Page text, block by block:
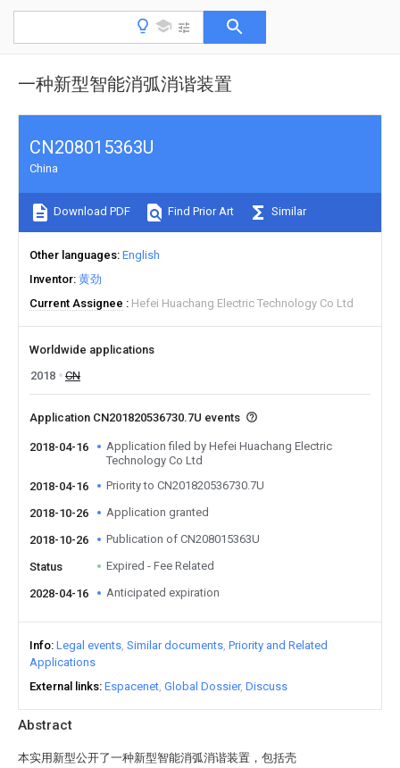
一种新型智能消弧消谐装置
Abstract
本实用新型公开了一种新型智能消弧消谐装置，包括壳
CN208015363U
China
Download PDF Find Prior Art Similar
Other languages English
Inventor 黄劲
Current Assignee
Hefei Huachang Electric Technology Co Ltd
Worldwide applications
2018
CN
Application CN201820536730.7U events
2018-04-16
Application filed by Hefei Huachang Electric
Technology Co Ltd
2018-04-16
Priority to CN201820536730.7U
2018-10-26 Application granted
2018-10-26 Publication of CN208015363U
Status Expired - Fee Related
2028-04-16 Anticipated expiration
Info Legal events Similar documents Priority and Related
Applications
External links Espacenet Global Dossier Discuss